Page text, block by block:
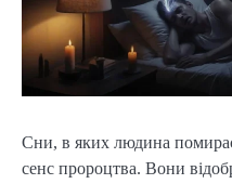
Сни, в яких людина
сенс пророцтва. Вони